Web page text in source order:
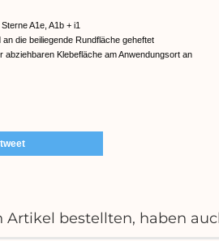
A1e, A1b + i1
die beiliegende Rundfläche geheftet
abziehbaren Klebefläche am Anwendungsort an
tweet
Artikel bestellten, haben